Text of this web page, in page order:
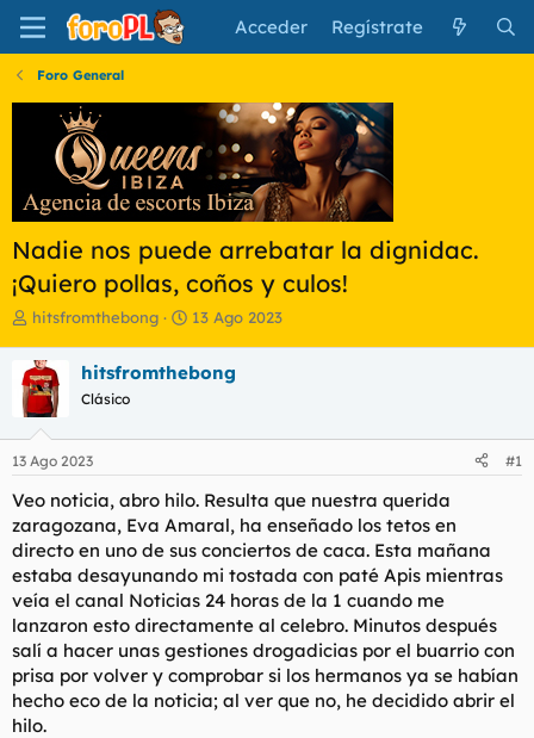
Acceder Regístrate
Foro General
Nadie nos puede arrebatar la dignidac.
¡Quiero pollas, coños y culos!
I
i
c
i
a
d
o
d
e
l
t
e
a
hitsfromthebong
F
h
e
i
c
i
o
13 Ago 2023
hitsfromthebong
Clásico
13 Ago 2023 #1
Veo noticia, abro hilo. Resulta que nuestra querida
zaragozana, Eva Amaral, ha enseñado los tetos en
directo en uno de sus conciertos de caca. Esta mañana
estaba desayunando mi tostada con paté Apis mientras
veía el canal Noticias 24 horas de la 1 cuando me
lanzaron esto directamente al celebro. Minutos después
salí a hacer unas gestiones drogadicias por el buarrio con
prisa por volver y comprobar si los hermanos ya se habían
hecho eco de la noticia; al ver que no, he decidido abrir el
hilo.